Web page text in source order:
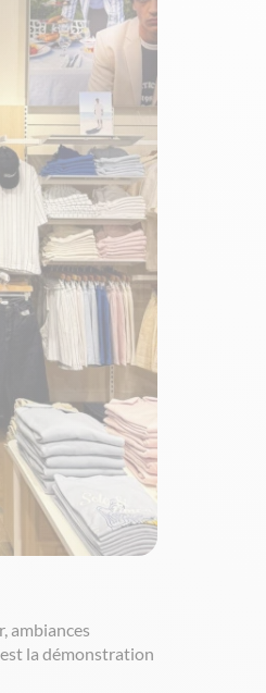
ambiances
la démonstration